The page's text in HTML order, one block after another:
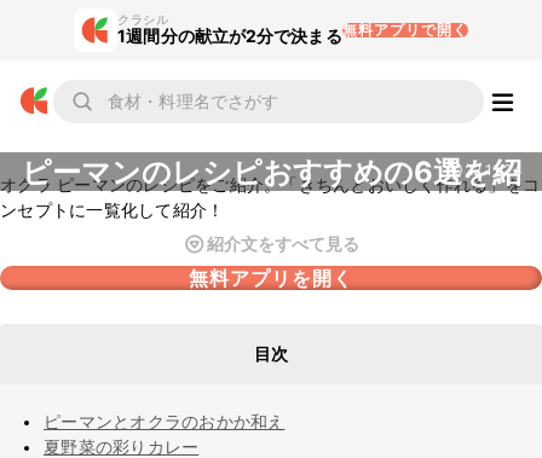
クラシル
1週間分の献立が2分で決まる無料アプリで開く
ピーマンのレシピおすすめの6選を紹
2022.11.24
オクラ ピーマンのレシピをご紹介。「きちんとおいしく作れる」をコ
ンセプトに一覧化して紹介！
紹介文をすべて見る
無料アプリを開く
目次
ピーマンとオクラのおかか和え
夏野菜の彩りカレー